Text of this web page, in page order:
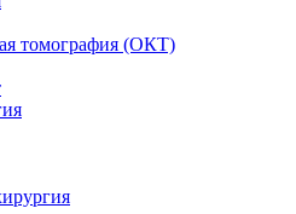
томография (ОКТ)